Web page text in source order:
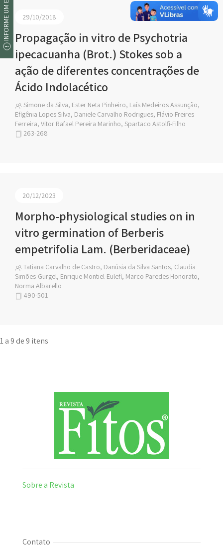
29/10/2018
Propagação in vitro de Psychotria
ipecacuanha (Brot.) Stokes sob a
ação de diferentes concentrações de
Ácido Indolacético
Simone da Silva, Ester Neta Pinheiro, Laís Medeiros Assunção,
Efigênia Lopes Silva, Daniele Carvalho Rodrigues, Flávio Freires
Ferreira, Vitor Rafael Pereira Marinho, Spartaco Astolfi-Filho
263-268
20/12/2023
Morpho-physiological studies on in
vitro germination of Berberis
empetrifolia Lam. (Berberidaceae)
Tatiana Carvalho de Castro, Danúsia da Silva Santos, Claudia
Simões-Gurgel, Enrique Montiel-Eulefi, Marco Paredes Honorato,
Norma Albarello
490-501
1 a 9 de 9 itens
Sobre a Revista
Contato
INFORME UM ERRO